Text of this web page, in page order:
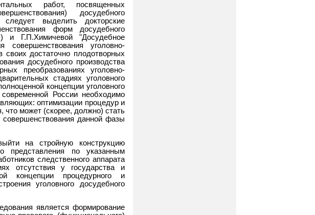
работ, посвященных
досудебного
выделить докторские
форм досудебного
и Г.П.Химичевой "Досудебное
уголовно-
своих достаточно плодотворных
досудебного производства
преобразованиях уголовно-
стадиях уголовного
концепции уголовного
России необходимо
оптимизации процедур и
что может (скорее, должно) стать
совершенствования данной фазы
на стройную конструкцию
представления по указанным
следственного аппарата
отсутствия у государства и
концепции процедурного и
уголовного досудебного
является формирование